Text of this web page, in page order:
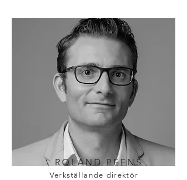
\ ROLAND PEENS
Verkställande direktör